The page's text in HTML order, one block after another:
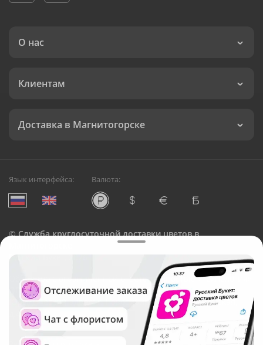
О нас
Клиентам
Доставка в Магнитогорске
Язык интерфейса: Валюта:
©Служба круглосуточной доставки цветов в
Русский Букет, 2026
Общество с ограниченной ответственностью «Технология»
ОГРН: 1195476081745, ИНН: 5410081997
Юридический адрес: г. Новосибирск, ул. Ипподромская,
д.42, оф. 3